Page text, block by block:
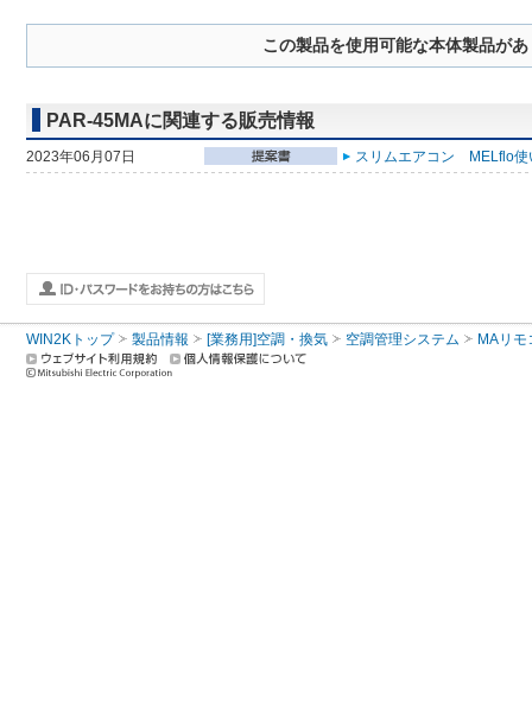
この製品を使用可能な本体製品が
PAR-45MAに関連する販売情報
2023年06月07日 スリムエアコン MELflo使
WIN2Kトップ 製品情報 [業務用]空調・換気 空調管理システム MAリモ